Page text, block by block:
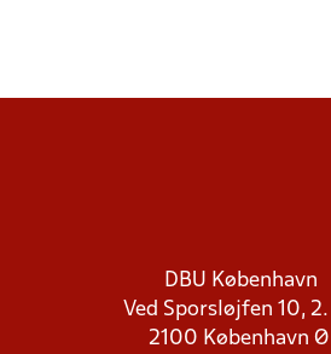
DBU København
Ved Sporsløjfen 10, 2.
2100 København Ø